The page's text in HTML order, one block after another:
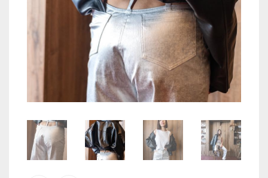
SKIRTS & SHORTS
CREEAZA CONT